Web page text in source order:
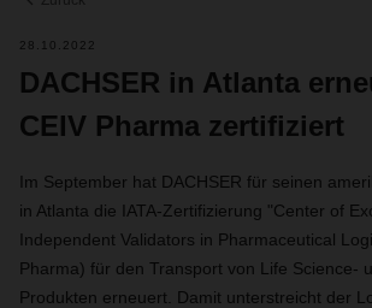
28.10.2022
DACHSER in Atlanta
CEIV Pharma zertifiziert
Im September hat DACHSER für seinen
in Atlanta die IATA-Zertifizierung "Center of
Independent Validators in Pharmaceutical
Pharma) für den Transport von Life Science-
Produkten erneuert. Damit unterstreicht der